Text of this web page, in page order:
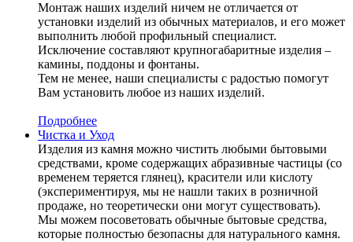
Монтаж наших изделий ничем не отличается от
установки изделий из обычных материалов, и его может
выполнить любой профильный специалист.
Исключение составляют крупногабаритные изделия –
камины, поддоны и фонтаны.
Тем не менее, наши специалисты с радостью помогут
Вам установить любое из наших изделий.
Подробнее
Чистка и Уход
Изделия из камня можно чистить любыми бытовыми
средствами, кроме содержащих абразивные частицы (со
временем теряется глянец), красители или кислоту
(экспериментируя, мы не нашли таких в розничной
продаже, но теоретически они могут существовать).
Мы можем посоветовать обычные бытовые средства,
которые полностью безопасны для натурального камня.